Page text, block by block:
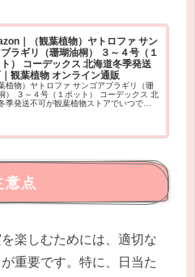
｜（観葉植物）ヤトロファ サン
ラギリ（珊瑚油桐） ３～４号（１
） コーデックス 北海道冬季発送
観葉植物 オンライン通販
葉植物）ヤトロファ サンゴアブラギリ（珊
） ３～４号（１ポット） コーデックス 北
季発送不可が観葉植物ストアでいつでも
点
楽しむためには、適切な
重要です。特に、日当た